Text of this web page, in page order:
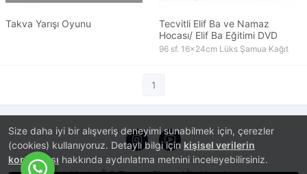
Size daha iyi bir alışveriş deneyimi sunabilmek için, çerezler
(cookies) kullanıyoruz. Detaylı bilgi için kişisel verilerin
korunması hakkında aydınlatma metnini inceleyebilirsiniz.
Takva Yarışı Oyunu
Tecvitli Elif Ba ve Namaz
Hocası/ Elif Ba Eğitimi DVD
96 sf. 16x24cm Lüks Şamua Kağıt
1
®